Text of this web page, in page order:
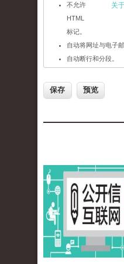
关
不允许
HTML
标记。
自动将网址与电子
自动断行和分段。